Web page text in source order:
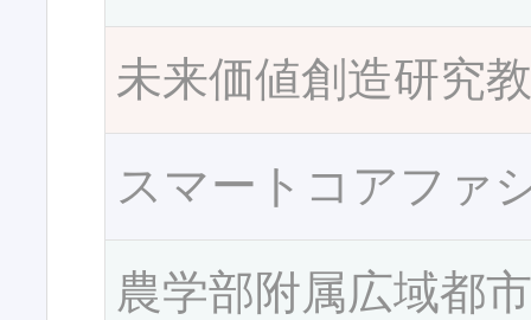
未来価値創造研究
スマートコアファ
農学部附属広域都